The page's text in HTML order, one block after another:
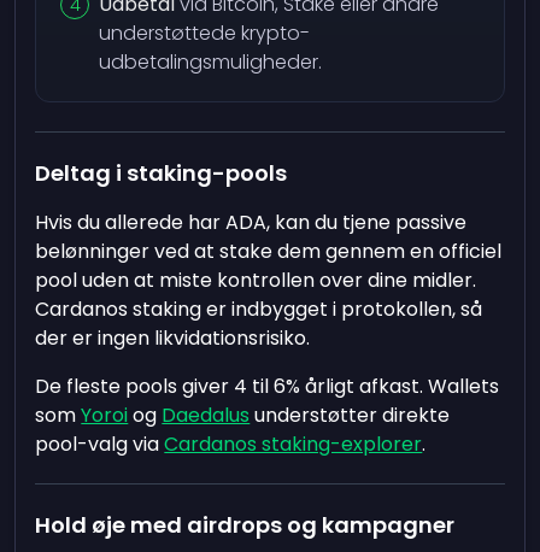
understøttede krypto-
udbetalingsmuligheder.
Deltag i staking-pools
Hvis du allerede har ADA, kan du tjene passive
belønninger ved at stake dem gennem en officiel
pool uden at miste kontrollen over dine midler.
Cardanos staking er indbygget i protokollen, så
der er ingen likvidationsrisiko.
De fleste pools giver 4 til 6% årligt afkast. Wallets
somYoroiog Daedalus understøtter direkte
pool-valg viaCardanos staking-explorer.
Hold øje med airdrops og kampagner